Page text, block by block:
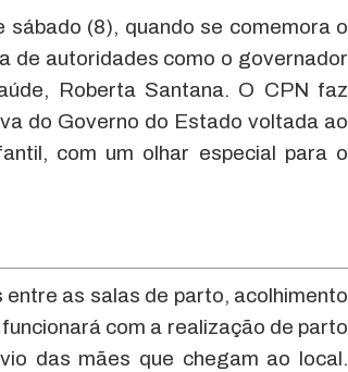
(8), quando se comemora o
de autoridades como o governador
Roberta Santana. O CPN faz
do Governo do Estado voltada ao
com um olhar especial para o
as salas de parto, acolhimento
com a realização de parto
das mães que chegam ao local.